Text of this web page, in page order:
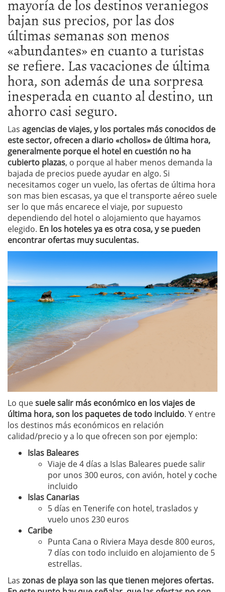
mayoría de los destinos veraniegos
bajan sus precios, por las dos
últimas semanas son menos
«abundantes» en cuanto a turistas
se refiere. Las vacaciones de última
hora, son además de una sorpresa
inesperada en cuanto al destino, un
ahorro casi seguro.
Las agencias de viajes, y los portales más conocidos de
este sector, ofrecen a diario «chollos» de última hora,
generalmente porque el hotel en cuestión no ha
cubierto plazas, o porque al haber menos demanda la
bajada de precios puede ayudar en algo. Si
necesitamos coger un vuelo, las ofertas de última hora
son mas bien escasas, ya que el transporte aéreo suele
ser lo que más encarece el viaje, por supuesto
dependiendo del hotel o alojamiento que hayamos
elegido. En los hoteles ya es otra cosa, y se pueden
encontrar ofertas muy suculentas.
Lo quesuele salir más económico en los viajes de
última hora, son los paquetes de todo incluido. Y entre
los destinos más económicos en relación
calidad/precio y a lo que ofrecen son por ejemplo:
Islas Baleares
Viaje de 4 días a Islas Baleares puede salir
por unos 300 euros, con avión, hotel y coche
incluido
Islas Canarias
5 días en Tenerife con hotel, traslados y
vuelo unos 230 euros
Caribe
Punta Cana o Riviera Maya desde 800 euros,
7 días con todo incluido en alojamiento de 5
estrellas.
Las zonas de playa son las que tienen mejores ofertas.